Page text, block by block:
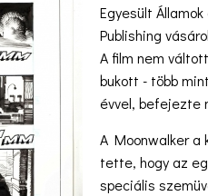
Egyesült
Publishing
A film nem
bukott - több
évvel, befejezte
A Moonwalker a
tette, hogy az
speciális